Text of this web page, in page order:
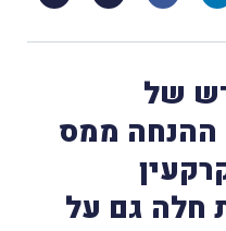
חדש של
ההנחה ממס
חלה גם על